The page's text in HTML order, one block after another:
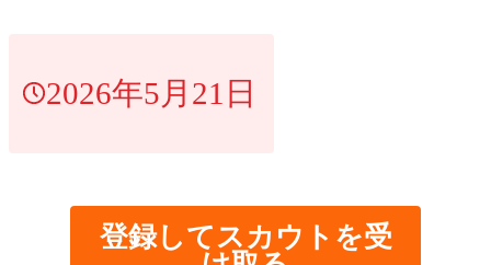
2026年5月21日
登録してスカウトを受